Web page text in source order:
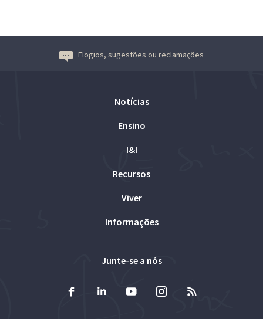
Elogios, sugestões ou reclamações
Notícias
Ensino
I&I
Recursos
Viver
Informações
Junte-se a nós